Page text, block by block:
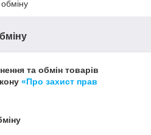
та обмін товарів
«Про захист прав